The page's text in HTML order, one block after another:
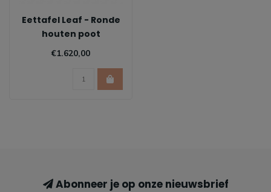
Eettafel Leaf - Ronde
houten poot
€1.620,00
Abonneer je op onze nieuwsbrief